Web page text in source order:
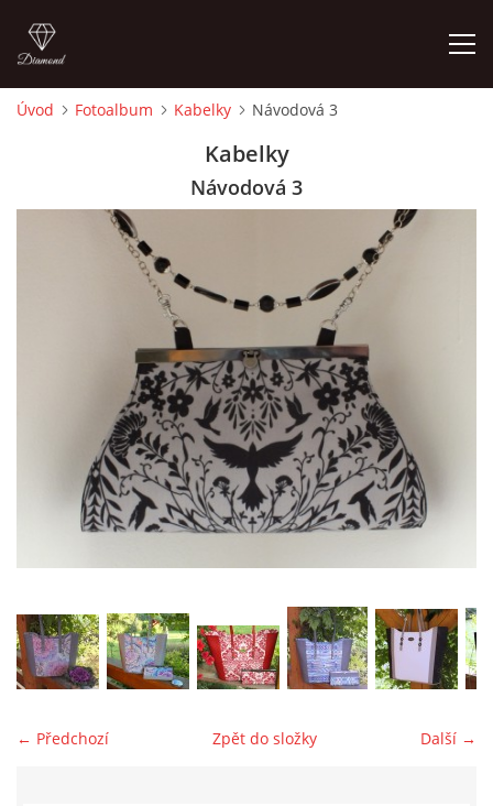
MOJE POSLEDNÍ PRÁCE
jk-laguna@seznam.cz
Úvod Fotoalbum Kabelky Návodová 3
Kabelky
Návodová 3
← Předchozí Další →
Zpět do složky